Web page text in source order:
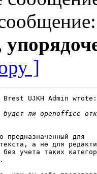
]
UJKH Admin wrote:
предназначенный для
текста, а не для
без учета таких